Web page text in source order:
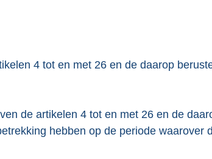
4 tot en met 26 en de daarop
de artikelen 4 tot en met 26 en de
hebben op de periode waarover